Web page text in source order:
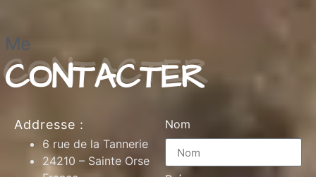
Me
CONTACTER
Addresse :
6 rue de la Tannerie
24210 – Sainte Orse
Nom